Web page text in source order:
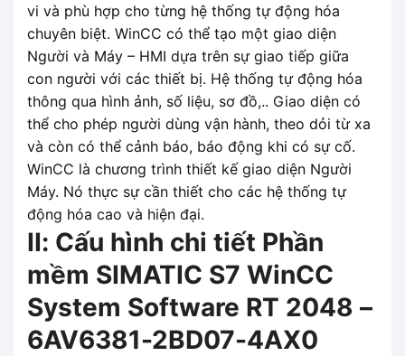
vi và phù hợp cho từng hệ thống tự động hóa
chuyên biệt. WinCC có thể tạo một giao diện
Người và Máy – HMI dựa trên sự giao tiếp giữa
con người với các thiết bị. Hệ thống tự động hóa
thông qua hình ảnh, số liệu, sơ đồ,.. Giao diện có
thể cho phép người dùng vận hành, theo dỏi từ xa
và còn có thể cảnh báo, báo động khi có sự cố.
WinCC là chương trình thiết kế giao diện Người
Máy. Nó thực sự cần thiết cho các hệ thống tự
động hóa cao và hiện đại.
II: Cấu hình chi tiết Phần
mềm SIMATIC S7 WinCC
System Software RT 2048 –
6AV6381-2BD07-4AX0